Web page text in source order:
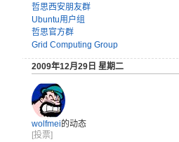
哲思西安朋友群
Ubuntu用户组
哲思官方群
Grid Computing Group
2009年12月29日 星期二
wolfmei的动态
[投票]